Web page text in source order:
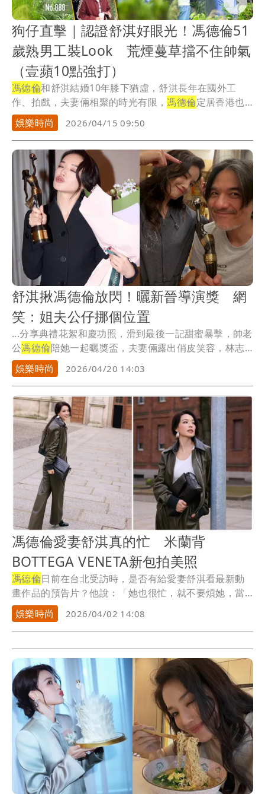
狗仔直擊｜認證舒淇好眼光！馮德倫51
歲熟男工裝Look 荒煙蔓草擋不住帥氣
（壹蘋10點強打）
馮德倫和舒淇結婚10年膝下猶虛，舒淇長年在國外工
作、拍戲，夫妻倆相聚的時光有限， 馮德倫定居香港也
沒閒...
娛樂時尚 2026/04/15 09:50
舒淇揪馮德倫放閃！曬新晉導演獎 網
笑：姐夫公仔挪個位置
...分享典禮花絮和慶功照，滑到最後一記甜蜜暴擊，帥老
公馮德倫陪她一起曬獎盃，夫妻倆露出俏皮笑容，林志
玲、...
娛樂時尚 2026/04/20 14:03
馮德倫愛妻舒淇真的忙 米蘭背
BOTTEGA VENETA新包拍美照
馮德倫日前在台北受訪時，是否有給愛妻舒淇看最新動
畫作品的預告片？他說：「她也很忙，就不要煩她，當
然會...
娛樂時尚 2026/04/02 14:08